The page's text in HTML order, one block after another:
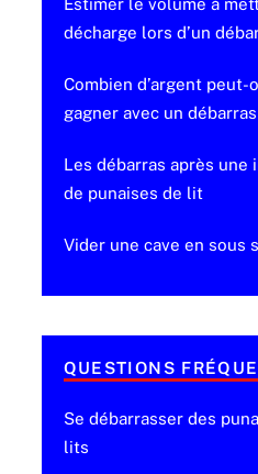
décharge lors d’un
Combien d’argent peut-
gagner avec un
Les débarras après une
de punaises de lit
Vider une cave en sous
QUESTIONS
Se débarrasser des
lits